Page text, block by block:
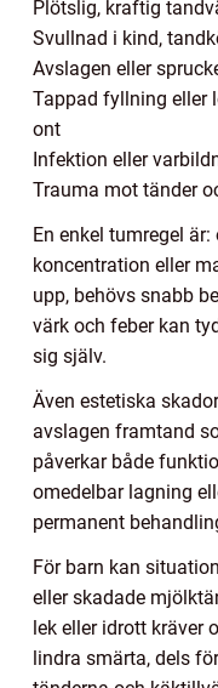
Plötslig, kraftig
Svullnad i kind,
Avslagen eller
Tappad fyllning eller
ont
Infektion eller
Trauma mot tänder
En enkel tumregel
koncentration eller
upp, behövs snabb
värk och feber kan
sig själv.
Även estetiska
avslagen framtand
påverkar både
omedelbar lagning
permanent
För barn kan
eller skadade
lek eller idrott kräver
lindra smärta, dels